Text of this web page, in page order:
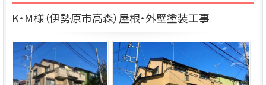
K・M様（伊勢原市高森）屋根・外壁塗装工事